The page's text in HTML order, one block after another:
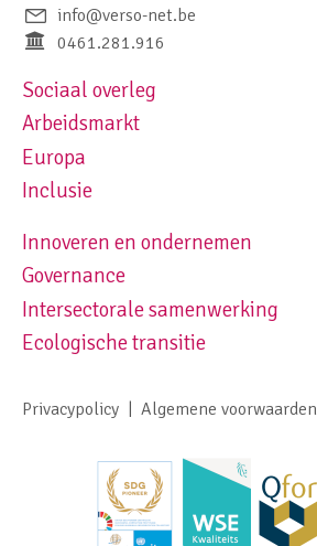
info@verso-net.be
0461.281.916
Footer navigation left
Sociaal overleg
Arbeidsmarkt
Europa
Inclusie
Footer navigation right
Innoveren en ondernemen
Governance
Intersectorale samenwerking
Ecologische transitie
Footer meta navigation
Privacypolicy Algemene voorwaarden